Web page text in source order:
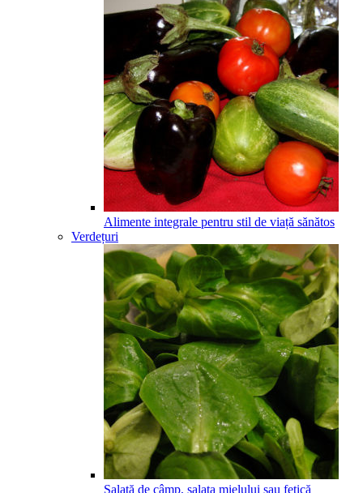
Alimente integrale pentru stil de viață sănătos
Verdețuri
Salată de câmp, salata mielului sau fetică